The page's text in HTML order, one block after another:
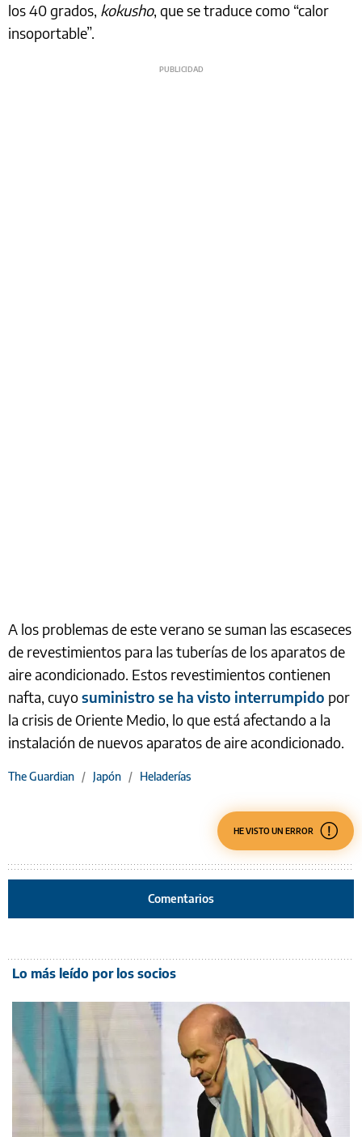
los 40 grados, kokusho, que se traduce como “calor
insoportable”.
A los problemas de este verano se suman las escaseces
de revestimientos para las tuberías de los aparatos de
aire acondicionado. Estos revestimientos contienen
nafta, cuyosuministro se ha visto interrumpido por
la crisis de Oriente Medio, lo que está afectando a la
instalación de nuevos aparatos de aire acondicionado.
The Guardian / Japón / Heladerías
HE VISTO UN ERROR
Comentarios
Lo más leído por los socios